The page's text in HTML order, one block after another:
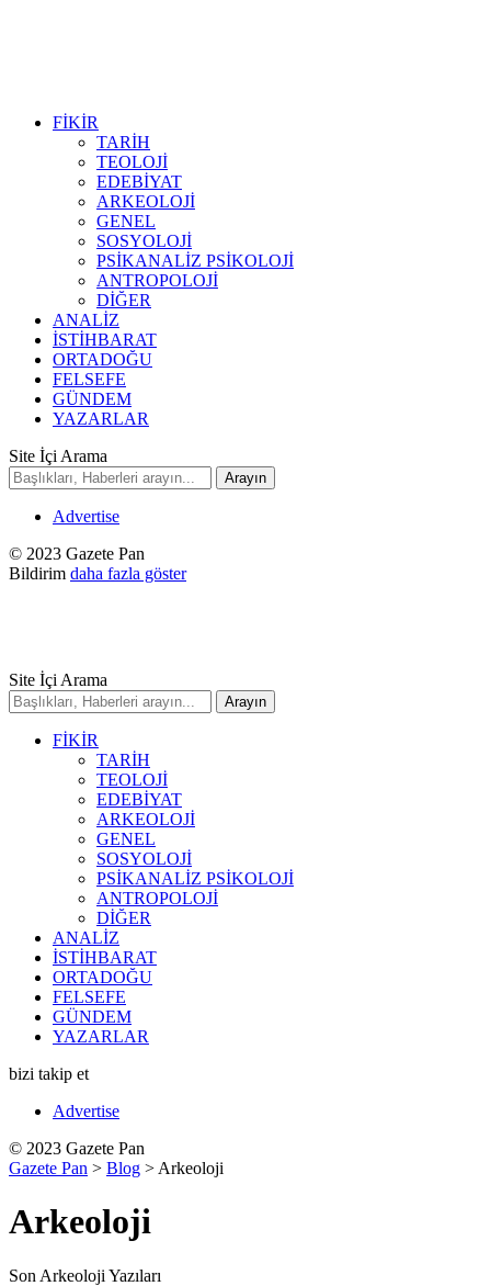
FİKİR
TARİH
TEOLOJİ
EDEBİYAT
ARKEOLOJİ
GENEL
SOSYOLOJİ
PSİKANALİZ PSİKOLOJİ
ANTROPOLOJİ
DİĞER
ANALİZ
İSTİHBARAT
ORTADOĞU
FELSEFE
GÜNDEM
YAZARLAR
Site İçi Arama
Advertise
© 2023 Gazete Pan
Bildirim daha fazla göster
Site İçi Arama
FİKİR
TARİH
TEOLOJİ
EDEBİYAT
ARKEOLOJİ
GENEL
SOSYOLOJİ
PSİKANALİZ PSİKOLOJİ
ANTROPOLOJİ
DİĞER
ANALİZ
İSTİHBARAT
ORTADOĞU
FELSEFE
GÜNDEM
YAZARLAR
bizi takip et
Advertise
© 2023 Gazete Pan
Gazete Pan > Blog > Arkeoloji
Arkeoloji
Son Arkeoloji Yazıları